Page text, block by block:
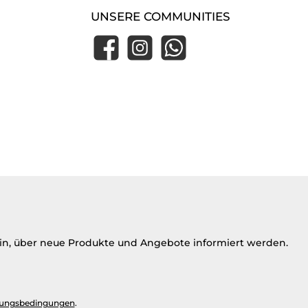
UNSERE COMMUNITIES
FacebookInstagramWhatsApp
über neue Produkte und Angebote informiert werden.
.